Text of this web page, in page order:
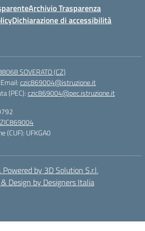
Archivio Trasparenza
Dichiarazione di accessibilità
SOVERATO (CZ)
Email:czic869004@istruzione.it
(PEC):czic869004@pec.istruzione.it
(CUF): UFKGA0
by 3D Solution S.r.l.
Design by Designers Italia